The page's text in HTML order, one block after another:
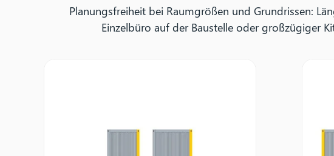
Planungsfreiheit bei Raumgrößen und Grundrissen:
Einzelbüro auf der Baustelle oder großzügiger